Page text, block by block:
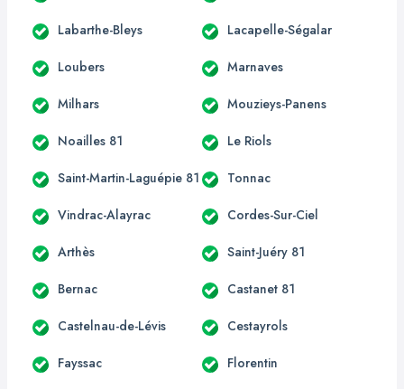
Labarthe-Bleys Lacapelle-Ségalar
Loubers Marnaves
Milhars Mouzieys-Panens
Noailles 81 Le Riols
Saint-Martin-Laguépie 81 Tonnac
Vindrac-Alayrac Cordes-Sur-Ciel
Arthès Saint-Juéry 81
Bernac Castanet 81
Castelnau-de-Lévis Cestayrols
Fayssac Florentin